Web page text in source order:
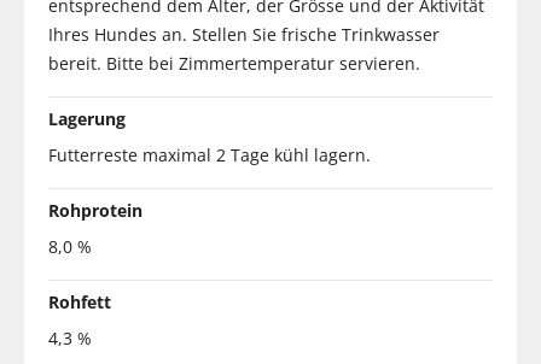
entsprechend dem Alter, der Grösse und der Aktivität
Ihres Hundes an. Stellen Sie frische Trinkwasser
bereit. Bitte bei Zimmertemperatur servieren.
Lagerung
Futterreste maximal 2 Tage kühl lagern.
Rohprotein
8,0 %
Rohfett
4,3 %